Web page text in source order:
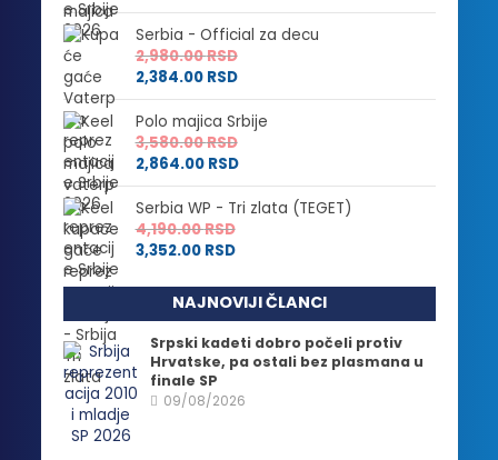
Serbia - Official za decu
2,980.00RSD
2,384.00 RSD
Polo majica Srbije
3,580.00RSD
2,864.00 RSD
Serbia WP - Tri zlata (TEGET)
4,190.00RSD
3,352.00 RSD
NAJNOVIJI ČLANCI
Srpski kadeti dobro počeli protiv
Hrvatske, pa ostali bez plasmana u
finale SP
09/08/2026